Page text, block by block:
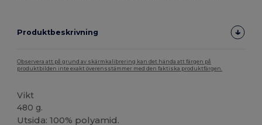
Produktbeskrivning
Observera att på grund av skärmkalibrering kan det hända att färgen på
produktbilden inte exakt överensstämmer med den faktiska produktfärgen.
Vikt
480 g.
Utsida: 100% polyamid.